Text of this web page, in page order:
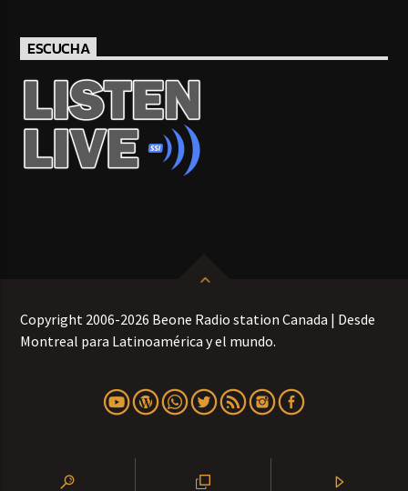
ESCUCHA
Copyright 2006-2026 Beone Radio station Canada | Desde
Montreal para Latinoamérica y el mundo.